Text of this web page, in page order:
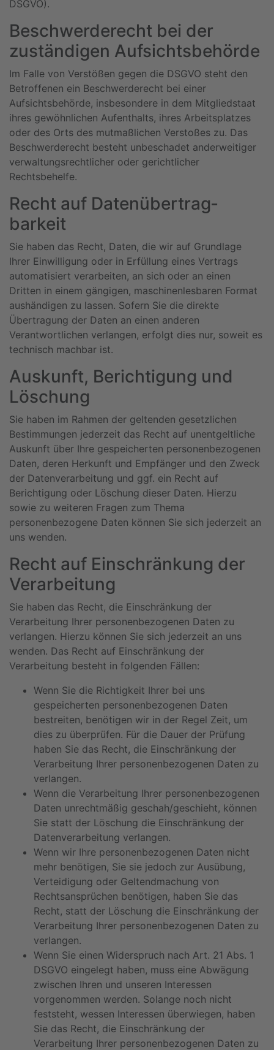
DSGVO).
Beschwerde­recht bei der
zuständigen Aufsichts­behörde
Im Falle von Verstößen gegen die DSGVO steht den
Betroffenen ein Beschwerderecht bei einer
Aufsichtsbehörde, insbesondere in dem Mitgliedstaat
ihres gewöhnlichen Aufenthalts, ihres Arbeitsplatzes
oder des Orts des mutmaßlichen Verstoßes zu. Das
Beschwerderecht besteht unbeschadet anderweitiger
verwaltungsrechtlicher oder gerichtlicher
Rechtsbehelfe.
Recht auf Daten­übertrag­
barkeit
Sie haben das Recht, Daten, die wir auf Grundlage
Ihrer Einwilligung oder in Erfüllung eines Vertrags
automatisiert verarbeiten, an sich oder an einen
Dritten in einem gängigen, maschinenlesbaren Format
aushändigen zu lassen. Sofern Sie die direkte
Übertragung der Daten an einen anderen
Verantwortlichen verlangen, erfolgt dies nur, soweit es
technisch machbar ist.
Auskunft, Berichtigung und
Löschung
Sie haben im Rahmen der geltenden gesetzlichen
Bestimmungen jederzeit das Recht auf unentgeltliche
Auskunft über Ihre gespeicherten personenbezogenen
Daten, deren Herkunft und Empfänger und den Zweck
der Datenverarbeitung und ggf. ein Recht auf
Berichtigung oder Löschung dieser Daten. Hierzu
sowie zu weiteren Fragen zum Thema
personenbezogene Daten können Sie sich jederzeit an
uns wenden.
Recht auf Einschränkung der
Verarbeitung
Sie haben das Recht, die Einschränkung der
Verarbeitung Ihrer personenbezogenen Daten zu
verlangen. Hierzu können Sie sich jederzeit an uns
wenden. Das Recht auf Einschränkung der
Verarbeitung besteht in folgenden Fällen:
Wenn Sie die Richtigkeit Ihrer bei uns
gespeicherten personenbezogenen Daten
bestreiten, benötigen wir in der Regel Zeit, um
dies zu überprüfen. Für die Dauer der Prüfung
haben Sie das Recht, die Einschränkung der
Verarbeitung Ihrer personenbezogenen Daten zu
verlangen.
Wenn die Verarbeitung Ihrer personenbezogenen
Daten unrechtmäßig geschah/geschieht, können
Sie statt der Löschung die Einschränkung der
Datenverarbeitung verlangen.
Wenn wir Ihre personenbezogenen Daten nicht
mehr benötigen, Sie sie jedoch zur Ausübung,
Verteidigung oder Geltendmachung von
Rechtsansprüchen benötigen, haben Sie das
Recht, statt der Löschung die Einschränkung der
Verarbeitung Ihrer personenbezogenen Daten zu
verlangen.
Wenn Sie einen Widerspruch nach Art. 21 Abs. 1
DSGVO eingelegt haben, muss eine Abwägung
zwischen Ihren und unseren Interessen
vorgenommen werden. Solange noch nicht
feststeht, wessen Interessen überwiegen, haben
Sie das Recht, die Einschränkung der
Verarbeitung Ihrer personenbezogenen Daten zu